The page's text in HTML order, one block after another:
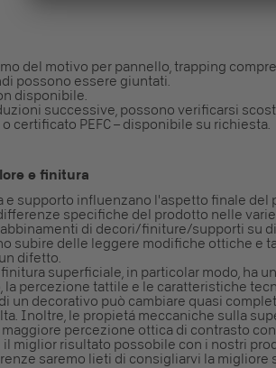
del motivo per pannello, trapping
possono essere giuntati.
disponibile.
successive, possono verificarsi
o certificato PEFC – disponibile su richiesta.
e finitura
e supporto influenzano l'aspetto finale del
specifiche del prodotto nelle
di decori/finiture/supporti su
subire delle leggere modifiche ottiche e
difetto.
superficiale, in particolar modo, ha
la percezione tattile e le caratteristiche
un decorativo può cambiare quasi
Inoltre, le propietá meccaniche sulla
maggiore percezione ottica di contrasto
il miglior risultato possobile con i nostri
saremo lieti di consigliarvi la migliore